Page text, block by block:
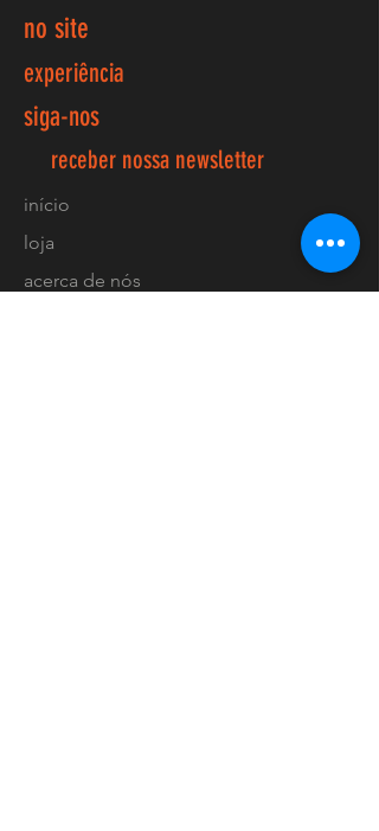
no site
experiência
siga-nos
receber nossa newsletter
início
loja
acerca de nós